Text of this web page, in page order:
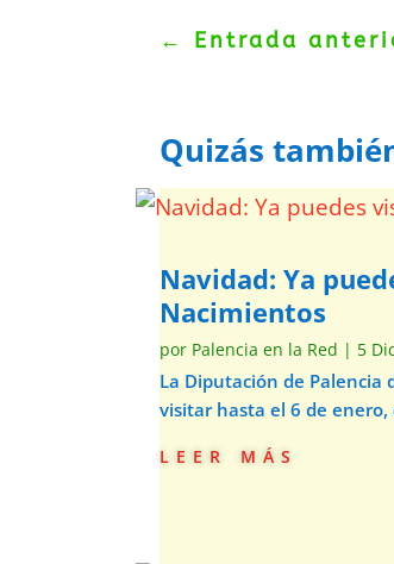
← Entrada
Quizás
Navidad: Ya
Nacimientos
por Palencia en la Red | 5
La Diputación de Palencia
visitar hasta el 6 de
leer más